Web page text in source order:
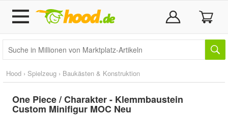
Hood › Spielzeug › Baukästen & Konstruktion
One Piece / Charakter - Klemmbaustein
Custom Minifigur MOC Neu